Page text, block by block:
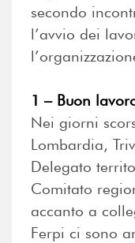
secondo
l’avvio dei
1 – Buon
Nei giorni
Lombardia,
Delegato
Comitato
accanto a
Ferpi ci sono